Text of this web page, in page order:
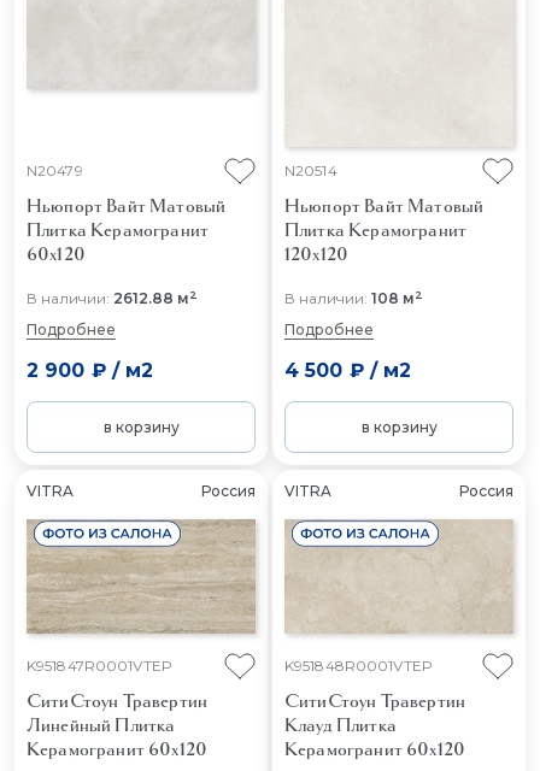
N20479
Ньюпорт Вайт Матовый
Плитка Керамогранит
60x120
В наличии: 2612.88 м2
Подробнее
2 900 ₽/ м2
в корзину
N20514
Ньюпорт Вайт Матовый
Плитка Керамогранит
120x120
В наличии: 108 м2
Подробнее
4 500 ₽/ м2
в корзину
VITRA Россия
K951847R0001VTEP
СитиСтоун Травертин
Линейный Плитка
Керамогранит 60x120
VITRA Россия
K951848R0001VTEP
СитиСтоун Травертин
Клауд Плитка
Керамогранит 60x120